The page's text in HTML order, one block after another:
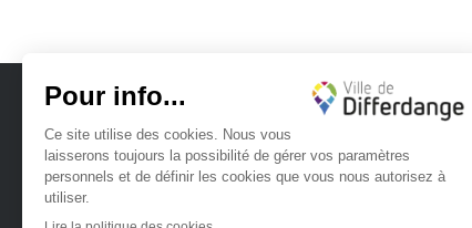
Ville de Differdange sur Instagram